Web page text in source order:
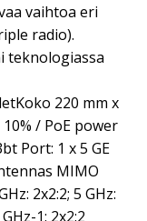
vaihtoa eri
radio).
teknologiassa
220 mm x
/ PoE power
Port: 1 x 5 GE
MIMO
2x2:2; 5 GHz:
1: 2x2:2